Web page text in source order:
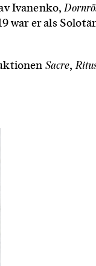
Ivanenko,
war er als
Sacre,